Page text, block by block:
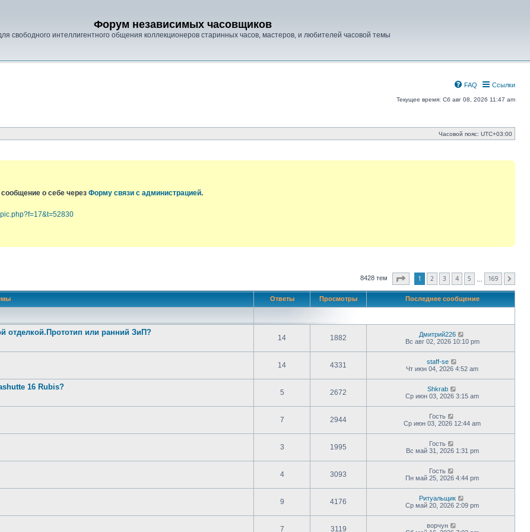
Форум независимых часовщиков
свободного интеллигентного общения коллекционеров старинных часов, мастеров, и любителей часовой темы
Ссылки
FAQ
Текущее время: Сб авг 08, 2026 11:47 am
Часовой пояс: UTC+03:00
о себе через Форму связи с администрацией.
8428 тем Страница из169
1 2 3 4 5 169
Ответы Просмотры Последнее сообщение
отделкой.Прототип или ранний ЗиП?
14 1882
Дмитрий226
Вс авг 02, 2026 10:10 pm
14 4331
staff-se
Чт июн 04, 2026 4:52 am
16 Rubis?
5 2672
Shkrab
Ср июн 03, 2026 3:15 am
7 2944
Гость
Ср июн 03, 2026 12:44 am
3 1995
Гость
Вс май 31, 2026 1:31 pm
4 3093
Гость
Пн май 25, 2026 4:44 pm
9 4176
Ритуальщик
Ср май 20, 2026 2:09 pm
7 3119
ворчун